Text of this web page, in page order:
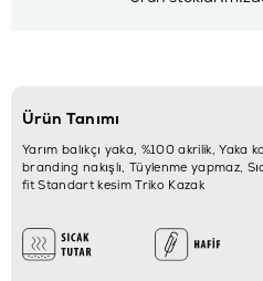
Ürün Tanımı
Yarım balıkçı yaka, %100 akrilik,
branding nakışlı, Tüylenme yapmaz,
fit Standart kesim Triko Kazak